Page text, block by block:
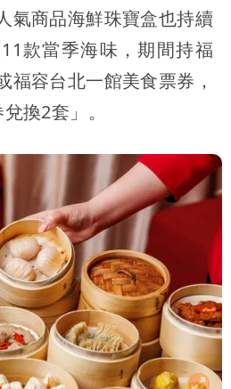
氣商品海鮮珠寶盒也持續
款當季海味，期間持福
福容台北一館美食票券，
換2套」。